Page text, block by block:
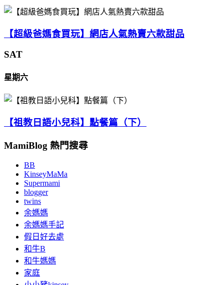
【超級爸媽食買玩】網店人氣熱賣六款甜品
SAT
星期六
【祖教日語小兒科】點餐篇（下）
MamiBlog 熱門搜尋
BB
KinseyMaMa
Supermami
blogger
twins
余媽媽
余媽媽手記
假日好去處
和牛B
和牛媽媽
家庭